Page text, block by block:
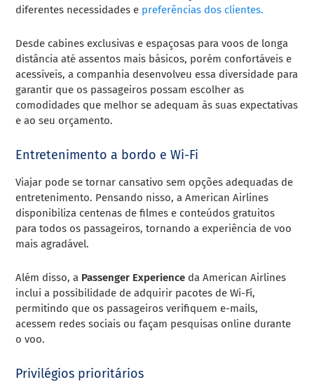
diferentes necessidades e preferências dos clientes.
Desde cabines exclusivas e espaçosas para voos de longa
distância até assentos mais básicos, porém confortáveis e
acessíveis, a companhia desenvolveu essa diversidade para
garantir que os passageiros possam escolher as
comodidades que melhor se adequam às suas expectativas
e ao seu orçamento.
Entretenimento a bordo e Wi-Fi
Viajar pode se tornar cansativo sem opções adequadas de
entretenimento. Pensando nisso, a American Airlines
disponibiliza centenas de filmes e conteúdos gratuitos
para todos os passageiros, tornando a experiência de voo
mais agradável.
Além disso, a Passenger Experience da American Airlines
inclui a possibilidade de adquirir pacotes de Wi-Fi,
permitindo que os passageiros verifiquem e-mails,
acessem redes sociais ou façam pesquisas online durante
o voo.
Privilégios prioritários